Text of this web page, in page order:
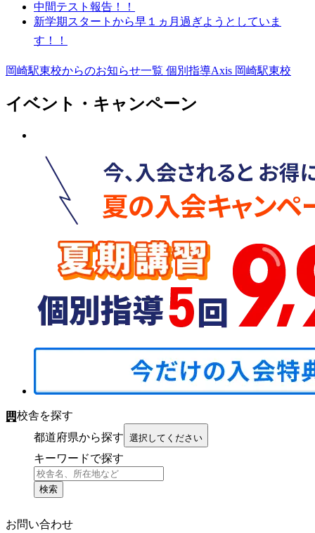
中間テスト報告！！
新学期スタートから早１ヵ月過ぎようとしていま
す！！
岡崎駅東校からのお知らせ一覧 個別指導Axis 岡崎駅東校
イベント・キャンペーン
校舎を探す
都道府県から探す 選択してください
キーワードで探す
検索
お問い合わせ